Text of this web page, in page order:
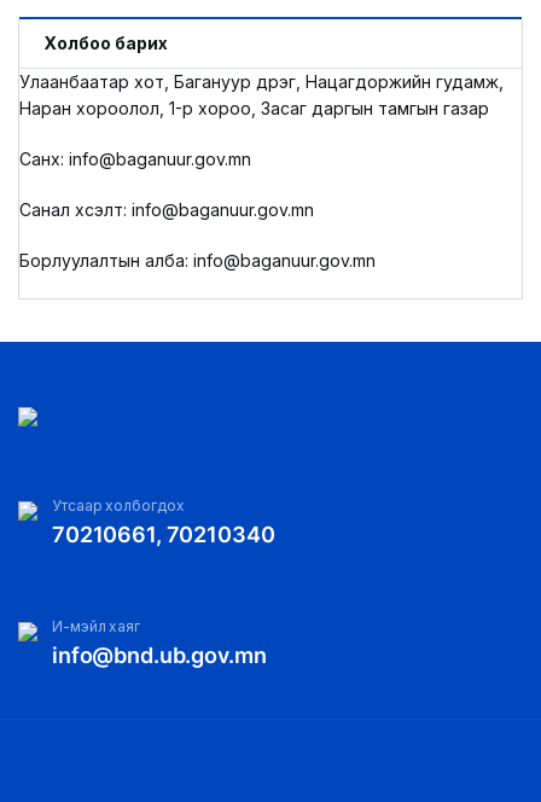
Холбоо барих
Улаанбаатар хот, Багануур дүүрэг, Нацагдоржийн гудамж,
Наран хороолол, 1-р хороо, Засаг даргын тамгын газар
Санхүү: info@baganuur.gov.mn
Санал хүсэлт: info@baganuur.gov.mn
Борлуулалтын алба: info@baganuur.gov.mn
Утсаар холбогдох
70210661, 70210340
И-мэйл хаяг
info@bnd.ub.gov.mn